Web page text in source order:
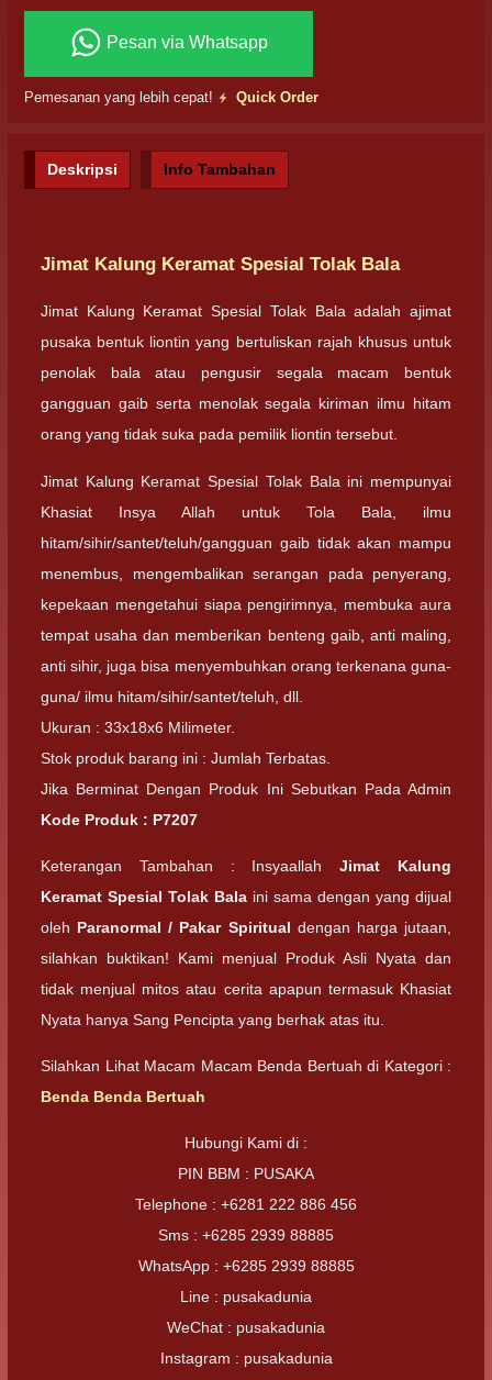
Pesan via Whatsapp
Pemesanan yang lebih cepat! Quick Order
Deskripsi Info Tambahan
Jimat Kalung Keramat Spesial Tolak Bala
Jimat Kalung Keramat Spesial Tolak Bala adalah ajimat
pusaka bentuk liontin yang bertuliskan rajah khusus untuk
penolak bala atau pengusir segala macam bentuk
gangguan gaib serta menolak segala kiriman ilmu hitam
orang yang tidak suka pada pemilik liontin tersebut.
Jimat Kalung Keramat Spesial Tolak Bala ini mempunyai
Khasiat Insya Allah untuk Tola Bala, ilmu
hitam/sihir/santet/teluh/gangguan gaib tidak akan mampu
menembus, mengembalikan serangan pada penyerang,
kepekaan mengetahui siapa pengirimnya, membuka aura
tempat usaha dan memberikan benteng gaib, anti maling,
anti sihir, juga bisa menyembuhkan orang terkenana guna-
guna/ ilmu hitam/sihir/santet/teluh, dll.
Ukuran : 33x18x6 Milimeter.
Stok produk barang ini : Jumlah Terbatas.
Jika Berminat Dengan Produk Ini Sebutkan Pada Admin
Kode Produk : P7207
Keterangan Tambahan : InsyaallahJimat Kalung
Keramat Spesial Tolak Bala ini sama dengan yang dijual
oleh Paranormal / Pakar Spiritual dengan harga jutaan,
silahkan buktikan! Kami menjual Produk Asli Nyata dan
tidak menjual mitos atau cerita apapun termasuk Khasiat
Nyata hanya Sang Pencipta yang berhak atas itu.
Silahkan Lihat Macam Macam Benda Bertuah di Kategori :
Benda Benda Bertuah
Hubungi Kami di :
PIN BBM : PUSAKA
Telephone : +6281 222 886 456
Sms : +6285 2939 88885
WhatsApp : +6285 2939 88885
Line : pusakadunia
WeChat : pusakadunia
Instagram : pusakadunia